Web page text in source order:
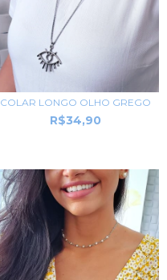
COLAR LONGO OLHO GREGO
R$34,90